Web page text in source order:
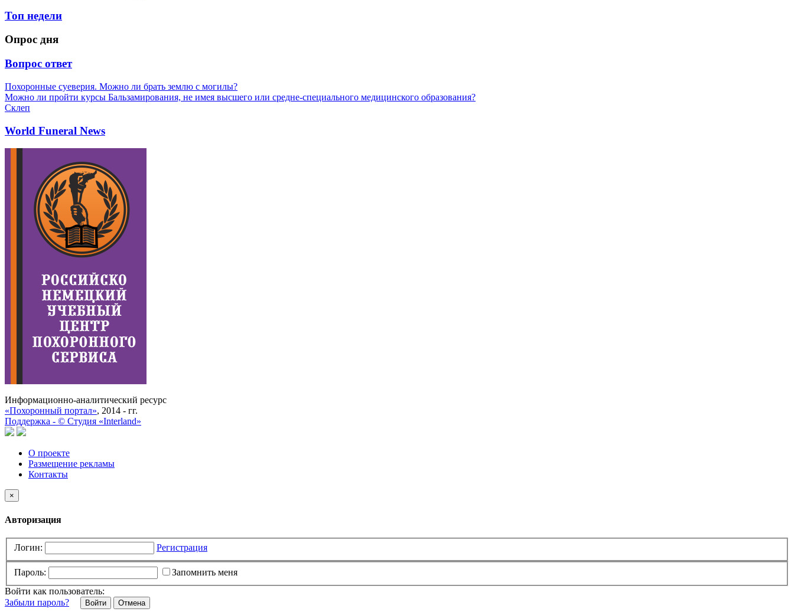
Топ недели
Опрос дня
Вопрос ответ
Похоронные суеверия. Можно ли брать землю с могилы?
Можно ли пройти курсы Бальзамирования, не имея высшего или средне-специального медицинского образования?
Склеп
World Funeral News
Информационно-аналитический ресурс
«Похоронный портал», 2014 - гг.
Поддержка - © Cтудия «Interland»
О проекте
Размещение рекламы
Контакты
×
Авторизация
Логин: Регистрация
Пароль:
Запомнить меня
Войти как пользователь:
Забыли пароль?
Отмена